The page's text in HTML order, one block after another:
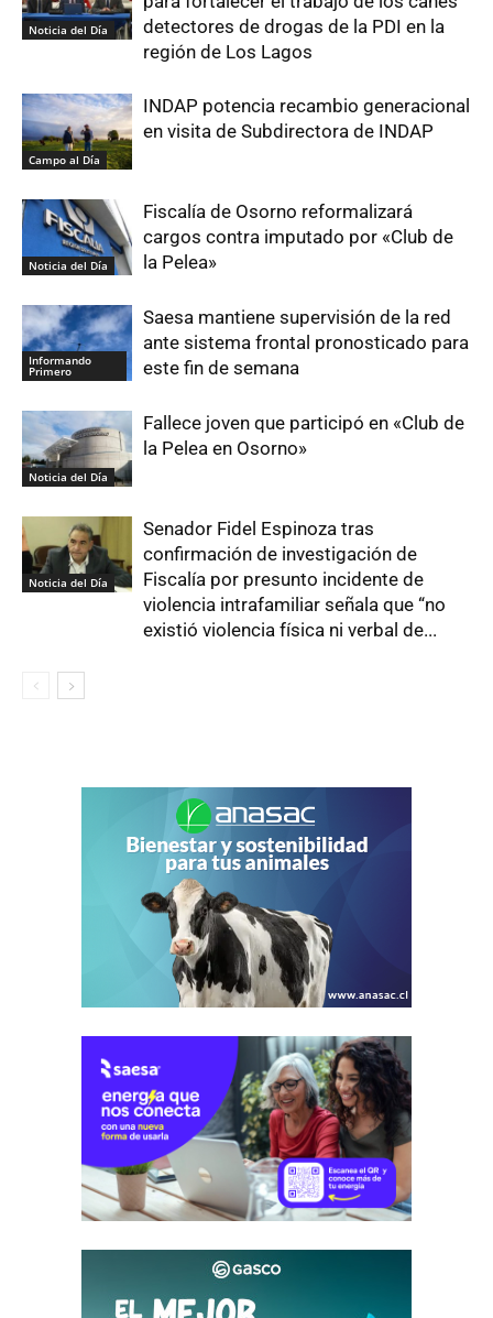
Noticia del Día
detectores de drogas de la PDI en la
región de Los Lagos
Campo al Día
INDAP potencia recambio generacional
en visita de Subdirectora de INDAP
Noticia del Día
Fiscalía de Osorno reformalizará
cargos contra imputado por «Club de
la Pelea»
Informando
Primero
Saesa mantiene supervisión de la red
ante sistema frontal pronosticado para
este fin de semana
Noticia del Día
Fallece joven que participó en «Club de
la Pelea en Osorno»
Noticia del Día
Senador Fidel Espinoza tras
confirmación de investigación de
Fiscalía por presunto incidente de
violencia intrafamiliar señala que “no
existió violencia física ni verbal de...